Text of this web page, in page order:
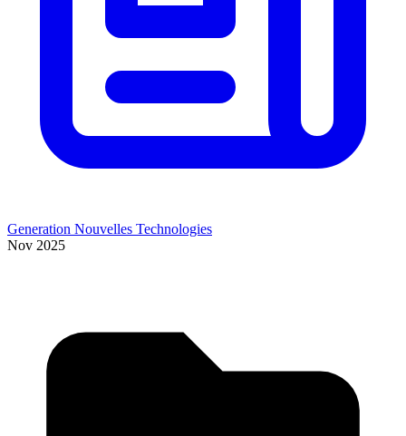
Generation Nouvelles Technologies
Nov 2025